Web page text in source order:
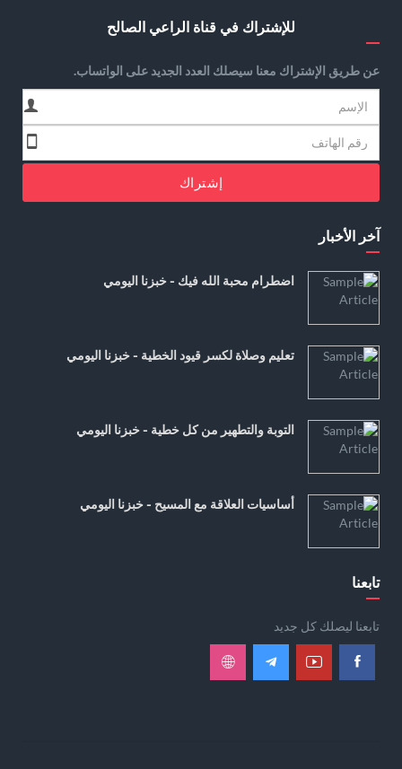
للإشتراك في قناة الراعي الصالح
عن طريق الإشتراك معنا سيصلك العدد الجديد على الواتساب.
إشتراك
آخر الأخبار
اضطرام محبة الله فيك - خبزنا اليومي
تعليم وصلاة لكسر قيود الخطية - خبزنا اليومي
التوبة والتطهير من كل خطية - خبزنا اليومي
أساسيات العلاقة مع المسيح - خبزنا اليومي
تابعنا
تابعنا ليصلك كل جديد